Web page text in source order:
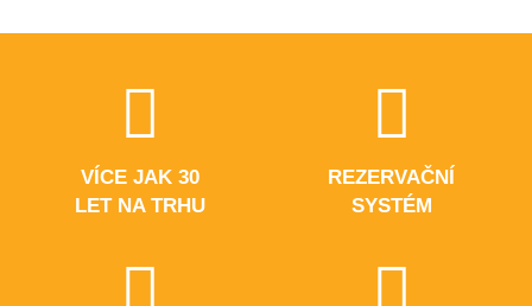
VÍCE JAK 30
LET NA TRHU
REZERVAČNÍ
SYSTÉM